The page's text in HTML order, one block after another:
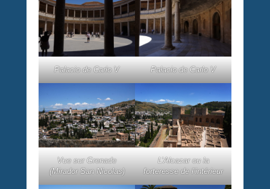
Palacio de Carlo V Palacio de Carlo V
Vue sur Grenade
(Mirador San Nicolas)
L’Alcazar ou la
forteresse de l’intérieur